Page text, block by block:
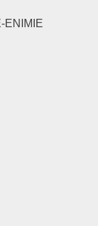
ENIMIE